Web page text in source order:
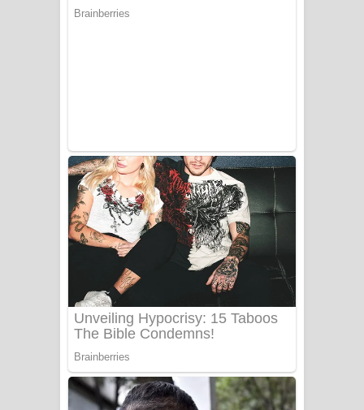
Adare Wadi Nisa Song Lyrics - ආදරේ
වැඩි නිසා ගීතයේ පද පෙළ
UNUHUMA Song Lyrics - උණුහුම
ගීතයේ පද පෙළ
Katakara Song Lyrics - කටකාර ගීතයේ
පද පෙළ
යායේ දිලෙනා ගීතයේ පද පෙළ